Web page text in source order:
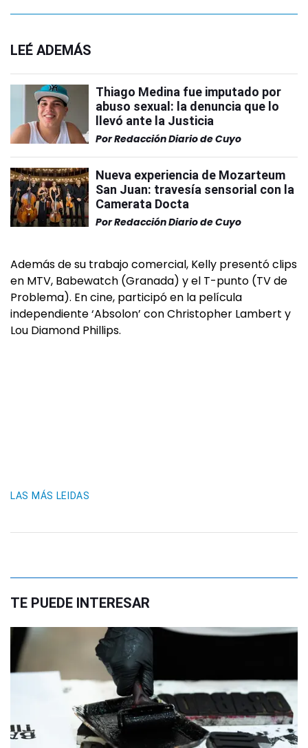
LEÉ ADEMÁS
Thiago Medina fue imputado por
abuso sexual: la denuncia que lo
llevó ante la Justicia
PorRedacción Diario de Cuyo
Nueva experiencia de Mozarteum
San Juan: travesía sensorial con la
Camerata Docta
PorRedacción Diario de Cuyo
Además de su trabajo comercial, Kelly presentó clips
en MTV, Babewatch (Granada) y el T-punto (TV de
Problema). En cine, participó en la película
independiente ‘Absolon’ con Christopher Lambert y
Lou Diamond Phillips.
LAS MÁS LEIDAS
TE PUEDE INTERESAR